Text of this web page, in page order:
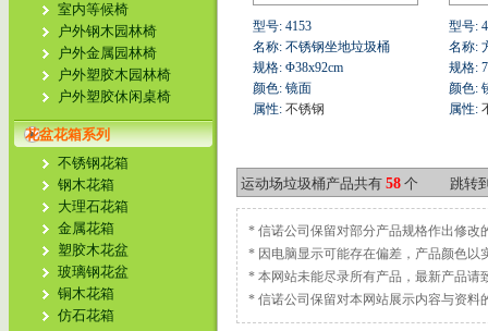
室内等候椅
户外钢木园林椅
户外金属园林椅
户外塑胶木园林椅
户外塑胶休闲桌椅
花盆花箱系列
不锈钢花箱
钢木花箱
大理石花箱
金属花箱
塑胶木花盆
玻璃钢花盆
铜木花箱
仿石花箱
型号: 4153
名称: 不锈钢坐地垃圾桶
规格: Φ38x92cm
颜色: 镜面
属性: 不锈钢
型号:
名称:
规格:
颜色:
属性:
运动场垃圾桶产品共有 58 个 跳转
* 信诺公司保留对部分产品规格作出修改
* 因电脑显示可能存在偏差，产品颜色以
* 本网站未能尽录所有产品，最新产品请
* 信诺公司保留对本网站展示内容与资料